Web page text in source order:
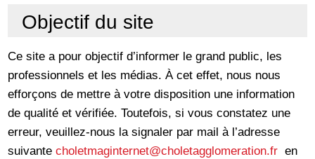
Objectif du site
Ce site a pour objectif d’informer le grand public, les
professionnels et les médias. À cet effet, nous nous
efforçons de mettre à votre disposition une information
de qualité et vérifiée. Toutefois, si vous constatez une
erreur, veuillez-nous la signaler par mail à l’adresse
suivantecholetmaginternet@choletagglomeration.fr en